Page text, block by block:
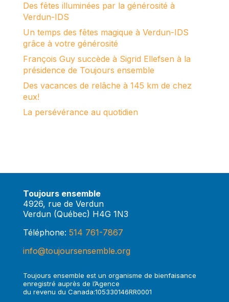
Des fêtes illuminées par la générosité à
Verdun-IDS
Un temps des fêtes magique à Verdun-IDS
grâce à votre générosité
François Guy succède à Sigrid Ellefsen à la
présidence de Toujours ensemble
Des vacances de relâche à 145 km de chez
eux!
La persévérance au quotidien
Toujours ensemble
4926, rue de Verdun
Verdun (Québec) H4G 1N3
Téléphone: 514 761-7867
info@toujoursensemble.org
Toujours ensemble est un organisme de bienfaisance
enregistré auprès de l’Agence
du revenu du Canada:105330146RR0001